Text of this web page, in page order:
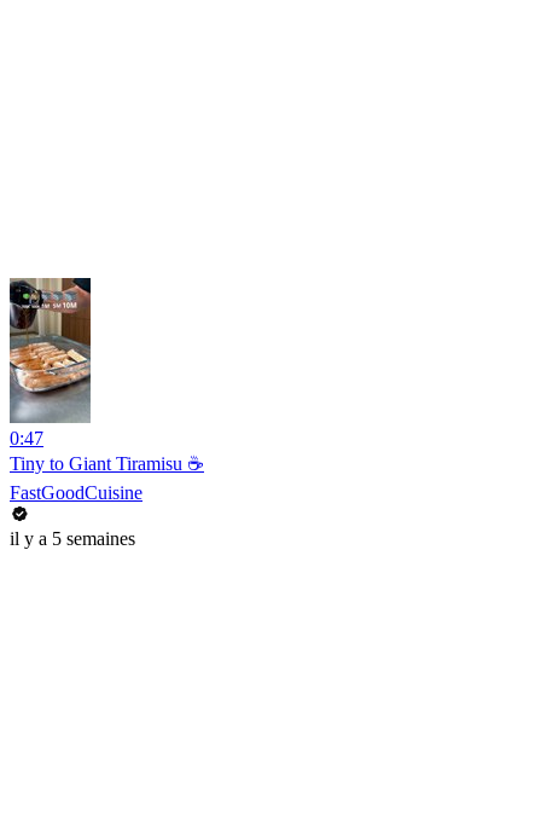
0:47
Tiny to Giant Tiramisu ☕️
FastGoodCuisine
il y a 5 semaines